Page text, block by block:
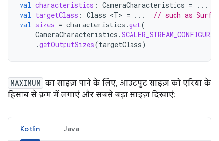
val characteristics : CameraCharacteristics =
...
val targetClass : Class <T> = ...
// such as
val sizes = characteristics .get(
CameraCharacteristics .
.getOutputSizes(targetClass)
MAXIMUM का साइज़ पाने के लिए, आउटपुट साइज़ को एरिया के
हिसाब से क्रम में लगाएं और सबसे बड़ा साइज़ दिखाएं:
Kotlin Java